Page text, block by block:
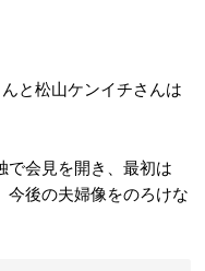
と松山ケンイチさんは
で会見を開き、最初は
今後の夫婦像をのろけな